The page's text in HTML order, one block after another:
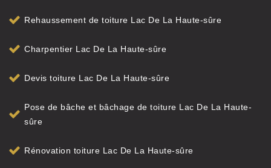
Rehaussement de toiture Lac De La Haute-sûre
Charpentier Lac De La Haute-sûre
Devis toiture Lac De La Haute-sûre
Pose de bâche et bâchage de toiture Lac De La Haute-
sûre
Rénovation toiture Lac De La Haute-sûre